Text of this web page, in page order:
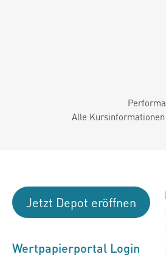
Alle
Jetzt Depot eröffnen
Wertpapierportal Login